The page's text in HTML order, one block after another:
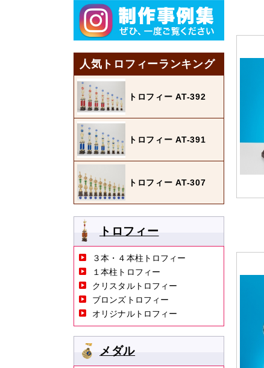
人気トロフィーランキング
トロフィー AT-392
トロフィー AT-391
トロフィー AT-307
トロフィー
３本・４本柱トロフィー
１本柱トロフィー
クリスタルトロフィー
ブロンズトロフィー
オリジナルトロフィー
メダル